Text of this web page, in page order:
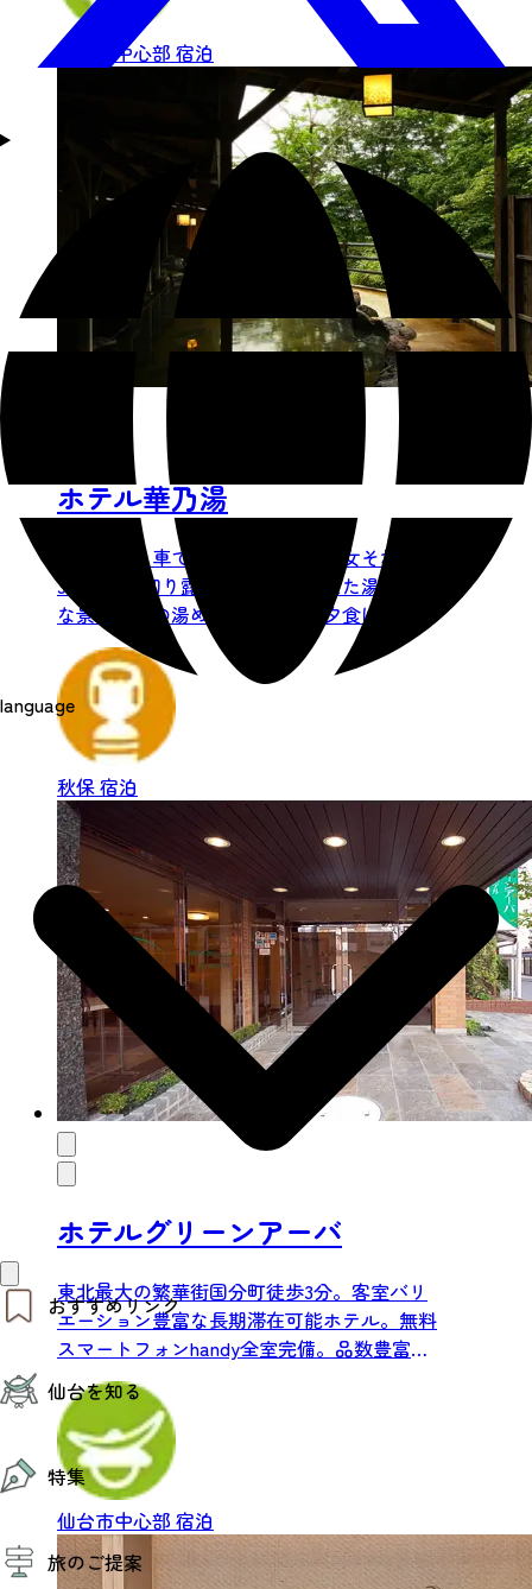
language
おすすめリンク
仙台夜時間
モデルコース
エリアガイド
お知らせ
お得なチケット
仙台を知る
仙台の魅力
エリアガイド
復興に向けて
仙台観光PR動画ライブラリー
仙台から行く東北周遊旅
伝統的工芸品
特集
特集
夜時間トピックス
旅のご提案
仙台市中心部 宿泊
ホテル華乃湯
仙台駅より車で30分、お風呂が男女それぞれ
3ヶ所、貸切り露天風呂も2つ備えた湯量豊富
な景観自慢の湯めぐり宿です。夕食は地元の
無農薬野菜をふんだん...
秋保宿泊
ホテルグリーンアーバ
東北最大の繁華街国分町徒歩3分。客室バリ
エーション豊富な長期滞在可能ホテル。無料
スマートフォンhandy全室完備。品数豊富な
手作り朝食バイキングあり。
仙台市中心部 宿泊